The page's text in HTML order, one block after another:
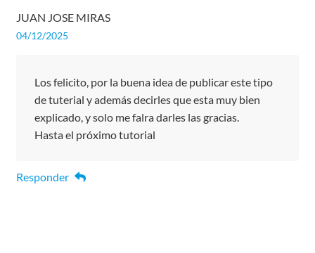
JUAN JOSE MIRAS
04/12/2025
Los felicito, por la buena idea de publicar este tipo
de tuterial y además decirles que esta muy bien
explicado, y solo me falra darles las gracias.
Hasta el próximo tutorial
Responder